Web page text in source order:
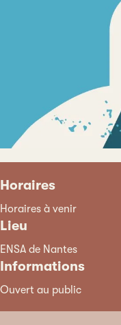
Horaires
Horaires à venir
Lieu
ENSA de Nantes
Informations
Ouvert au public